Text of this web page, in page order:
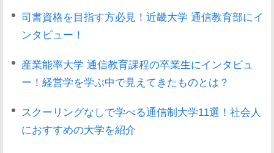
司書資格を目指す方必見！近畿大学 通信教育部にイ
ンタビュー！
産業能率大学 通信教育課程の卒業生にインタビュ
ー！経営学を学ぶ中で見えてきたものとは？
スクーリングなしで学べる通信制大学11選！社会人
におすすめの大学を紹介